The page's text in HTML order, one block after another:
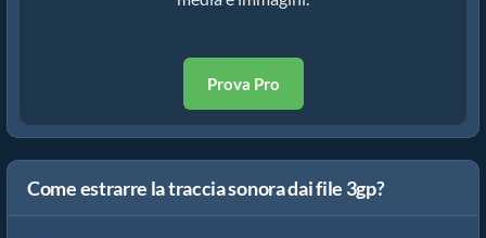
Prova Pro
Come estrarre la traccia sonora dai file 3gp?